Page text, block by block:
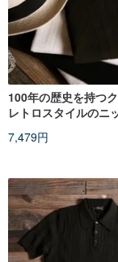
100年の歴史を持つ
レトロスタイルのニ
く、ジェンダーニュ
7,479円